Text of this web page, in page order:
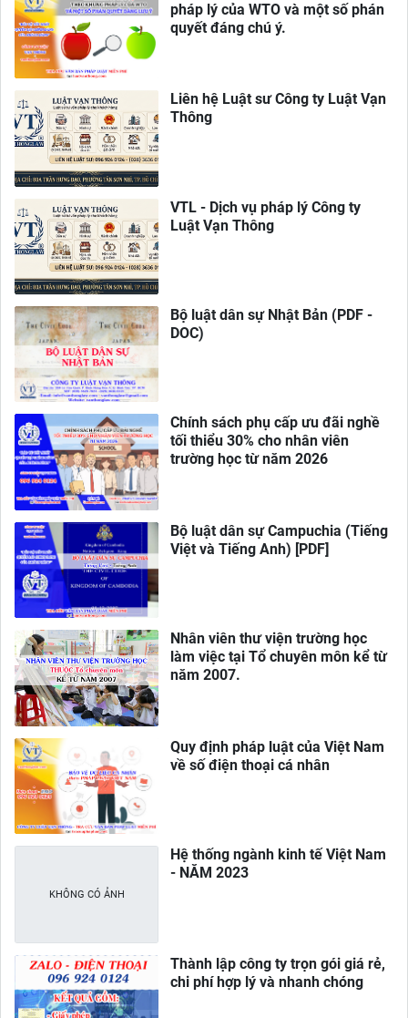
pháp lý của WTO và một số phán
quyết đáng chú ý.
Liên hệ Luật sư Công ty Luật Vạn
Thông
VTL - Dịch vụ pháp lý Công ty
Luật Vạn Thông
Bộ luật dân sự Nhật Bản (PDF -
DOC)
Chính sách phụ cấp ưu đãi nghề
tối thiểu 30% cho nhân viên
trường học từ năm 2026
Bộ luật dân sự Campuchia (Tiếng
Việt và Tiếng Anh) [PDF]
Nhân viên thư viện trường học
làm việc tại Tổ chuyên môn kể từ
năm 2007.
Quy định pháp luật của Việt Nam
về số điện thoại cá nhân
Hệ thống ngành kinh tế Việt Nam
- NĂM 2023
Thành lập công ty trọn gói giá rẻ,
chi phí hợp lý và nhanh chóng